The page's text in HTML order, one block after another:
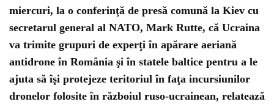
miercuri, la o conferinţă de presă comună la Kiev cu
secretarul general al NATO, Mark Rutte, că Ucraina
va trimite grupuri de experţi în apărare aeriană
antidrone în România şi în statele baltice pentru a le
ajuta să îşi protejeze teritoriul în faţa incursiunilor
dronelor folosite în războiul ruso-ucrainean, relatează